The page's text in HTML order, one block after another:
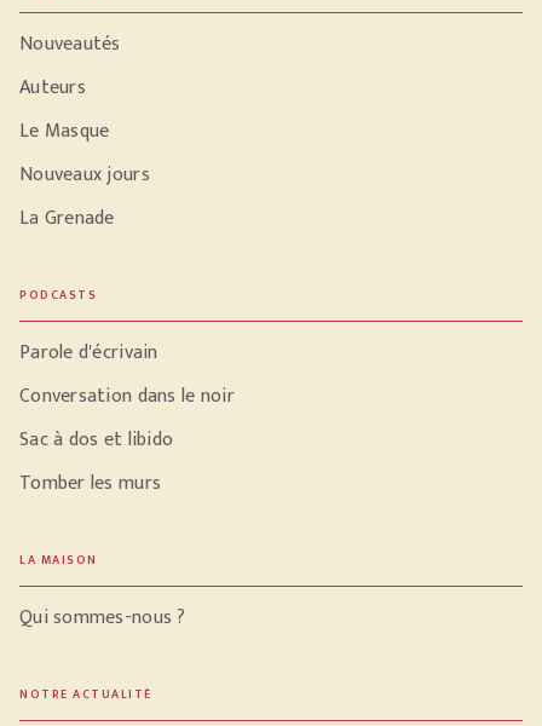
Nouveautés
Auteurs
Le Masque
Nouveaux jours
La Grenade
PODCASTS
Parole d'écrivain
Conversation dans le noir
Sac à dos et libido
Tomber les murs
LA MAISON
Qui sommes-nous ?
NOTRE ACTUALITÉ